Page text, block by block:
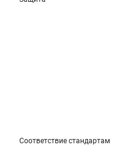
Соответствие стандартам